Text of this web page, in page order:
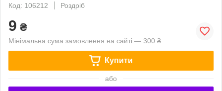
Код: 106212
Роздріб
9 ₴
Мінімальна сума замовлення на сайті — 300 ₴
Купити
або